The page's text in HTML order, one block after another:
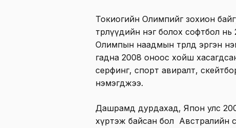
Токиогийн Олимпийг зохион
төрлүүдийн нэг болох софтбол
Олимпын наадмын төрөлд эргэн
гадна 2008 оноос хойш
серфинг, спорт авиралт,
нэмэгджээ.
Дашрамд дурдахад, Япон улс
хүртэж байсан бол Австралийн